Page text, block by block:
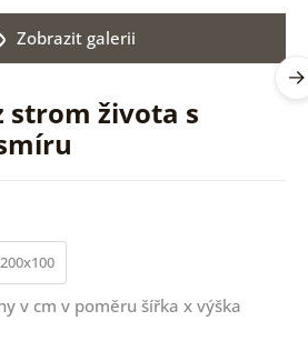
strom života s
Zobrazit galerii
200x100
v cm v poměru šířka x výška